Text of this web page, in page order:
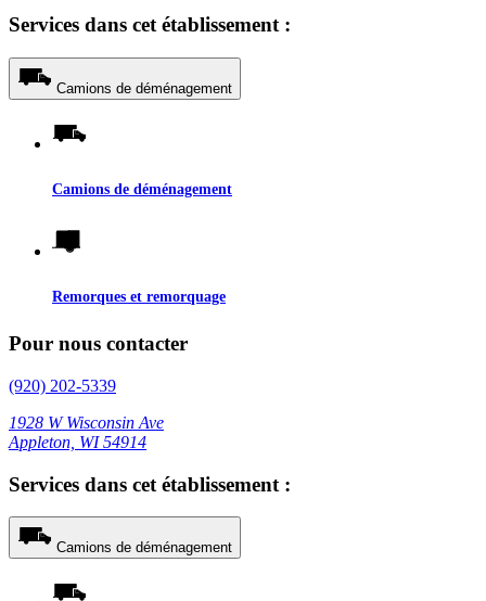
Services dans cet établissement :
Camions de déménagement
Camions de déménagement
Remorques et remorquage
Pour nous contacter
(920) 202-5339
1928 W Wisconsin Ave
Appleton, WI 54914
Services dans cet établissement :
Camions de déménagement